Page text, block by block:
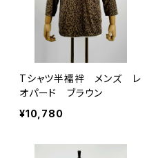
Tシャツ半襦袢 メンズ レ
オパード ブラウン
¥10,780